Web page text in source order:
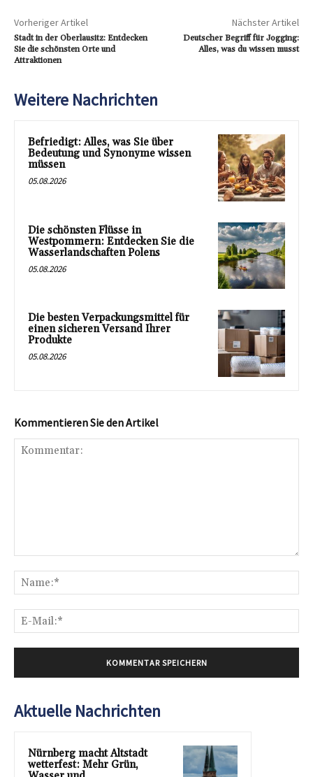
Vorheriger Artikel
Stadt in der Oberlausitz: Entdecken
Sie die schönsten Orte und
Attraktionen
Nächster Artikel
Deutscher Begriff für Jogging:
Alles, was du wissen musst
Weitere Nachrichten
Befriedigt: Alles, was Sie über
Bedeutung und Synonyme wissen
müssen
05.08.2026
Die schönsten Flüsse in
Westpommern: Entdecken Sie die
Wasserlandschaften Polens
05.08.2026
Die besten Verpackungsmittel für
einen sicheren Versand Ihrer
Produkte
05.08.2026
Kommentieren Sie den Artikel
Aktuelle Nachrichten
Nürnberg macht Altstadt
wetterfest: Mehr Grün,